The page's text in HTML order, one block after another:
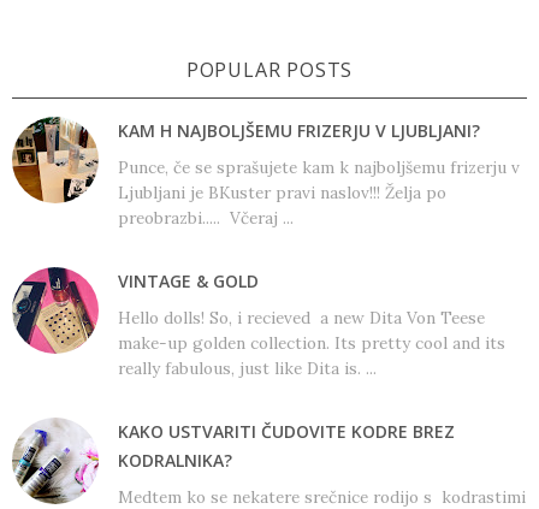
POPULAR POSTS
KAM H NAJBOLJŠEMU FRIZERJU V LJUBLJANI?
Punce, če se sprašujete kam k najboljšemu frizerju v
Ljubljani je BKuster pravi naslov!!! Želja po
preobrazbi..... Včeraj ...
VINTAGE & GOLD
Hello dolls! So, i recieved a new Dita Von Teese
make-up golden collection. Its pretty cool and its
really fabulous, just like Dita is. ...
KAKO USTVARITI ČUDOVITE KODRE BREZ
KODRALNIKA?
Medtem ko se nekatere srečnice rodijo s kodrastimi